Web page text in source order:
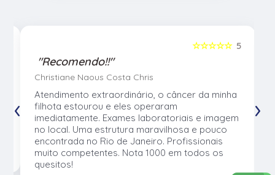
5
☆☆☆☆☆
"Recomendo!!"
Christiane Naous Costa Chris
Atendimento extraordinário, o câncer da minha
filhota estourou e eles operaram
imediatamente. Exames laboratoriais e imagem
no local. Uma estrutura maravilhosa e pouco
encontrada no Rio de Janeiro. Profissionais
muito competentes. Nota 1000 em todos os
quesitos!
‹ ›